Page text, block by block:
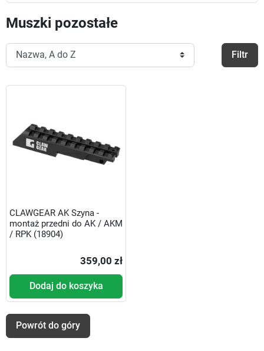
Muszki pozostałe
Filtr
CLAWGEAR AK Szyna -
montaż przedni do AK / AKM
/ RPK (18904)
359,00 zł
Dodaj do koszyka
Powrót do góry